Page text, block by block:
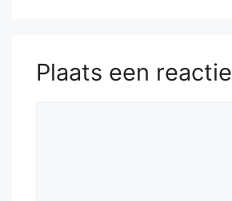
Plaats een reactie